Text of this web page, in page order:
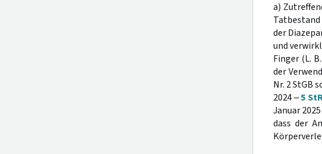
a)
Tatbestand
der
und
Finger (L.
der
Nr. 2 StGB
2024 ‒5
Januar
dass der